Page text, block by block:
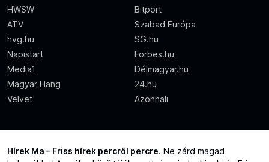
HWSW
Bitport
ATV
Szabad Európa
hvg.hu
SG.hu
Napistart
Forbes.hu
Media1
Délmagyar.hu
Magyar Hang
24.hu
Velvet
Azonnali
Hírek Ma – Friss hírek percről percre. Ne zárd magad